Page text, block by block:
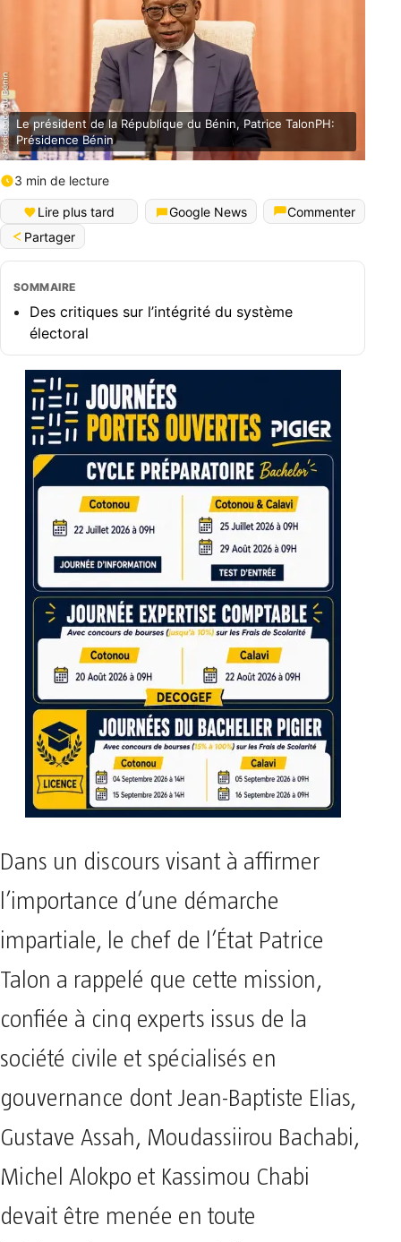
Le président de la République du Bénin, Patrice TalonPH:
Présidence Bénin
3 min de lecture
Lire plus tard Google News
Commenter
Partager
SOMMAIRE
Des critiques sur l’intégrité du système
électoral
Dans un discours visant à affirmer
l’importance d’une démarche
impartiale, le chef de l’État Patrice
Talon a rappelé que cette mission,
confiée à cinq experts issus de la
société civile et spécialisés en
gouvernance dont Jean-Baptiste Elias,
Gustave Assah, Moudassiirou Bachabi,
Michel Alokpo et Kassimou Chabi
devait être menée en toute